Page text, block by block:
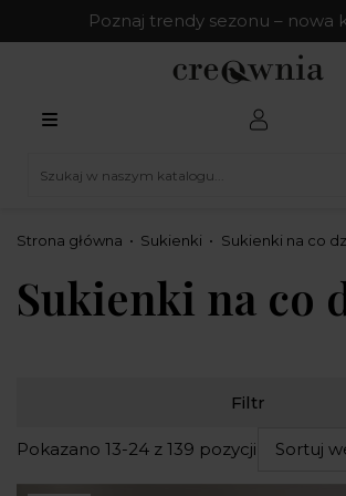
Poznaj trendy sezonu – nowa
Strona główna Sukienki Sukienki na co
Sukienki na co
Filtr
Pokazano 13-24 z 139 pozycji Sortuj